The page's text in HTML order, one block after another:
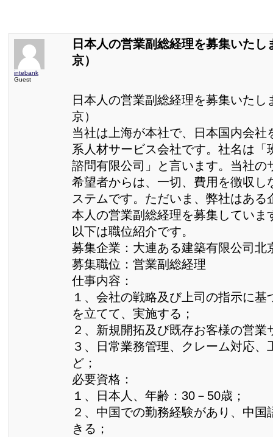
intebank
Guest
日本人の営業副総経理を募集いたし
京）
日本人の営業副総経理を募集いたし
京）
当社は上海が本社で、日本国内会社
系人材サービス会社です。社名は「
諮問有限公司」と言います。当社の
希望者からは、一切、費用を徴収し
ステムです。ただいま、弊社はある
本人の営業副総経理を募集していま
以下は職位紹介です。
募集企業：大連ある建築有限公司北
募集職位：営業副総経理
仕事内容：
１、会社の戦略及び上司の指示に基
を立てて、実施する；
２、新規開拓及び既存お客様の営業
３、日常業務管理、クレーム対応、
ど；
必要資格：
１、日本人、年齢：30－50歳；
２、中国での勤務経験があり、中国
きる；